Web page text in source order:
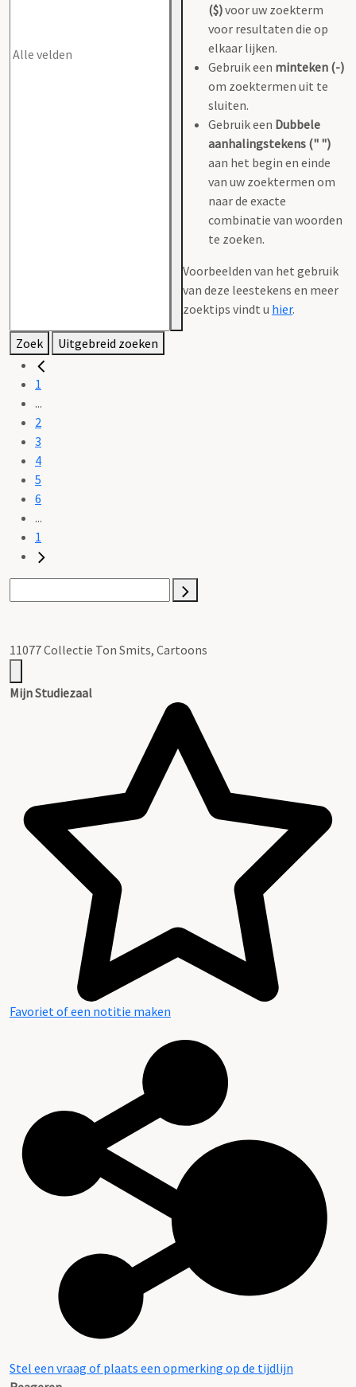
($)voor uw zoekterm
voor resultaten die op
elkaar lijken.
Gebruik een minteken (-)
om zoektermen uit te
sluiten.
Gebruik een Dubbele
aanhalingstekens (" ")
aan het begin en einde
van uw zoektermen om
naar de exacte
combinatie van woorden
te zoeken.
Voorbeelden van het gebruik
van deze leestekens en meer
zoektips vindt u hier.
Zoek Uitgebreid zoeken
1
...
2
3
4
5
6
...
1
11077 Collectie Ton Smits, Cartoons
Mijn Studiezaal
Favoriet of een notitie maken
Stel een vraag of plaats een opmerking op de tijdlijn